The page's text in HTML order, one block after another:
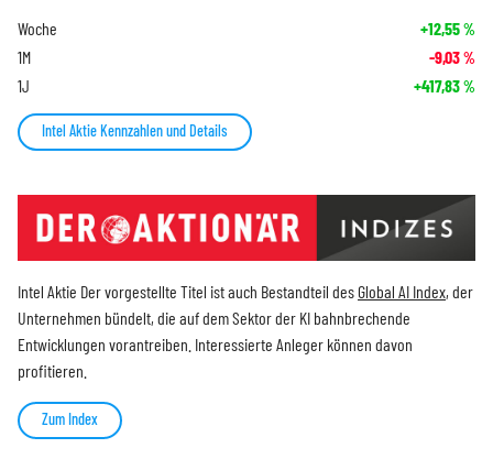
Woche +12,55%
1M -9,03%
1J +417,83%
Intel Aktie Kennzahlen und Details
Intel Aktie Der vorgestellte Titel ist auch Bestandteil desGlobal AI Index, der
Unternehmen bündelt, die auf dem Sektor der KI bahnbrechende
Entwicklungen vorantreiben. Interessierte Anleger können davon
profitieren.
Zum Index